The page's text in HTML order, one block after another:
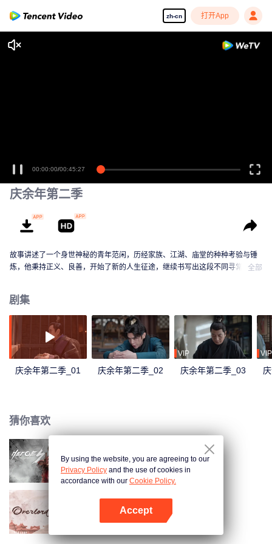
zh-cn 打开App
00:00:00/00:45:27
庆余年第二季
故事讲述了一个身世神秘的青年范闲，历经家族、江湖、庙堂的种种考验与锤
炼，他秉持正义、良善，开始了新的人生征途，继续书写出这段不同寻常又酣
华传统价值美德。余年有幸，与君再相逢。
全部
剧集
庆余年第二季_01 庆余年第二季_02
VIP
庆余年第二季_03
VIP
猜你喜欢
说英雄谁是英雄
九流霸主
By using the website, you are agreeing to our
Privacy Policy and the use of cookies in
accordance with our Cookie Policy.
Accept